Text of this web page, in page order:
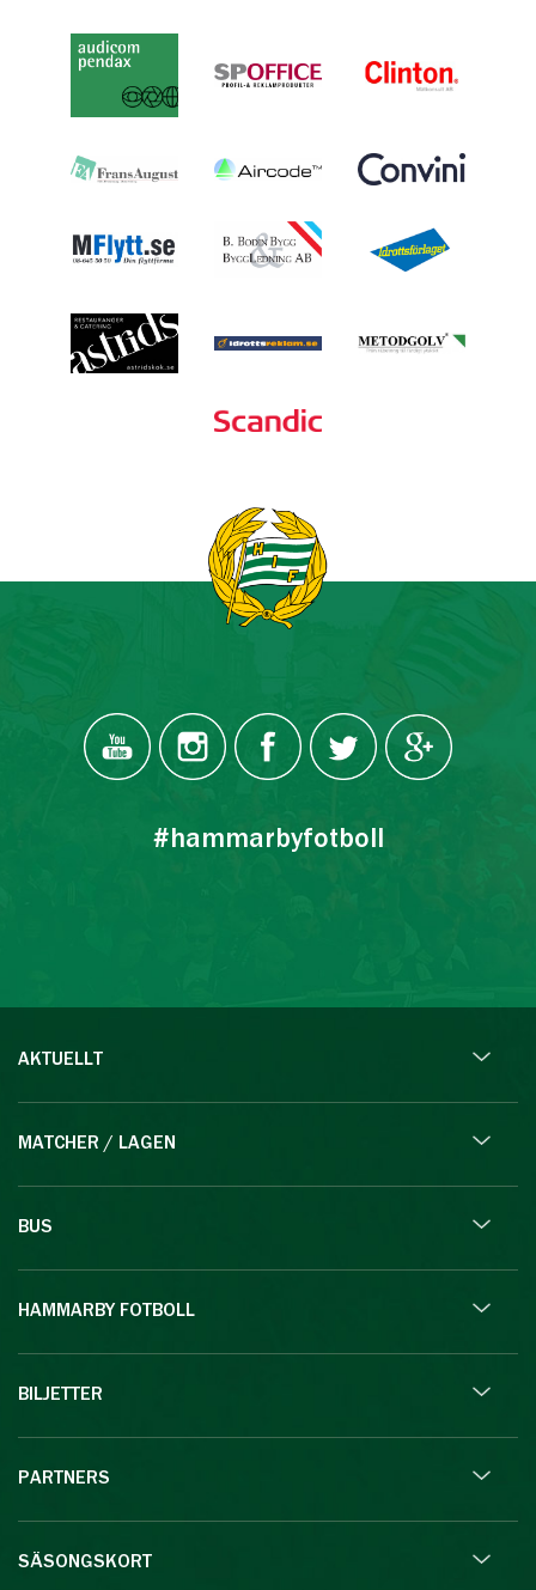
#hammarbyfotboll
AKTUELLT
MATCHER / LAGEN
BUS
HAMMARBY FOTBOLL
BILJETTER
PARTNERS
SÄSONGSKORT